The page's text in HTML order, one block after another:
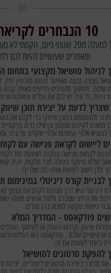
10 הנבחרים לקריאה חיצונית
במהלך למעלה מ20 שנותי כיזם,
ומאמרים שעשויים להיות לכם
לניהול סושיאל מקצועי בתחום
בצורה נכונה מאפשר לבנות מוניטין חזק,
שלכם, ולמשוך תלמידים חדשים באופן קבוע
ניהול, כל עוד יש לכם את הכלים
לדעת על יצירת תוכן
לצור ולהשתמש בתוכן שיווקי כדי לקדם את
מתאים לקידום ממומן וכן אילו כלים
להוציא אלפי ועשרות אלפי שקלים על ציוד
לקראת פגישה עסקית ראשונה מול לקוח
שללא שיתוף פעולה מצד הלקוח, יהיה
ולכן חשוב לעשות אותו כמו שצריך!
לבניית קורס דיגיטלי במינימום
דיגיטלי היא דרך מצוינת לקדם את עצמך
לנצל את הידע שצברת וללמד אנשים משהו
נישות שקשה למצוא בהן מורים.
פודקאסט - המדריך המלא
שיווק וקידום העסק או לשיתוף הערכים
או אישיים שלכם , פודקאסט הוא
ביותר לעשות את זה.
להפקת סרטונים לסושיאל
מדובר ביצירת סרטונים לימודיים, יצירת